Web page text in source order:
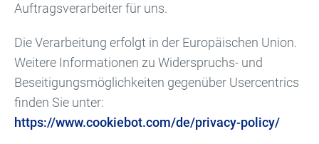
Auftragsverarbeiter für uns.
Die Verarbeitung erfolgt in der Europäischen Union.
Weitere Informationen zu Widerspruchs- und
Beseitigungsmöglichkeiten gegenüber Usercentrics
finden Sie unter:
https://www.cookiebot.com/de/privacy-policy/